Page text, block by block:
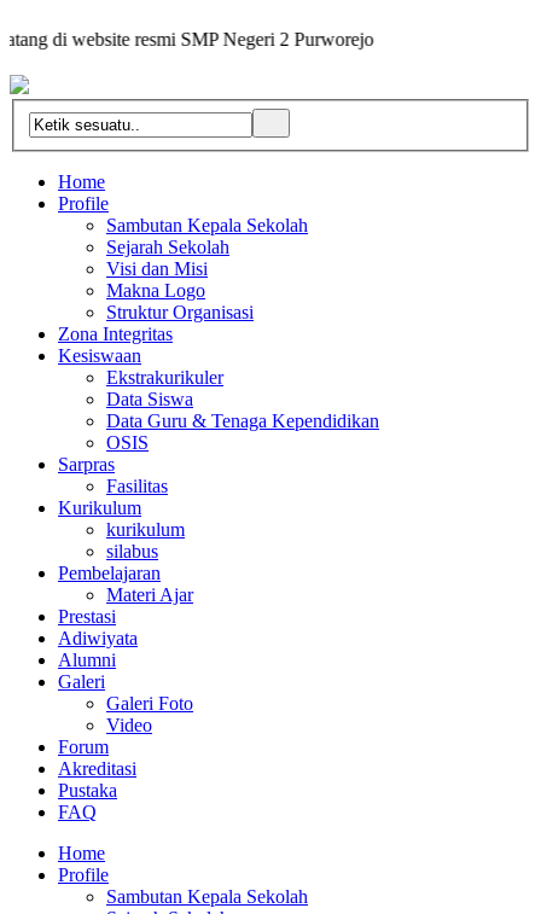
di website resmi SMP Negeri 2 Purworejo
Home
Profile
Sambutan Kepala Sekolah
Sejarah Sekolah
Visi dan Misi
Makna Logo
Struktur Organisasi
Zona Integritas
Kesiswaan
Ekstrakurikuler
Data Siswa
Data Guru & Tenaga Kependidikan
OSIS
Sarpras
Fasilitas
Kurikulum
kurikulum
silabus
Pembelajaran
Materi Ajar
Prestasi
Adiwiyata
Alumni
Galeri
Galeri Foto
Video
Forum
Akreditasi
Pustaka
FAQ
Home
Profile
Sambutan Kepala Sekolah